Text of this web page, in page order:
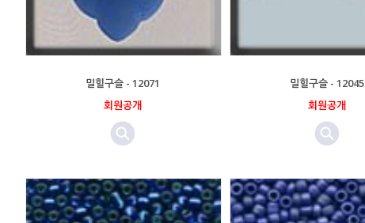
밀힐구슬 - 12071
회원공개
밀힐구슬 - 12045
회원공개